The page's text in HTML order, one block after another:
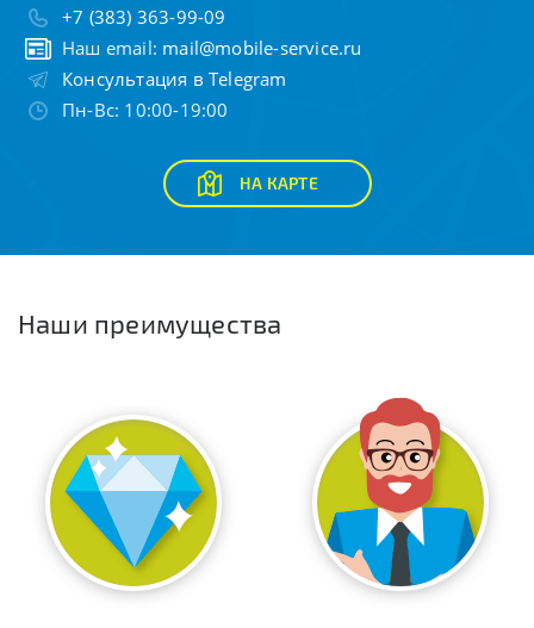
+7 (383) 363-99-09
Наш email: mail@mobile-service.ru
Консультация в Telegram
Пн-Вс: 10:00-19:00
НА КАРТЕ
Наши преимущества